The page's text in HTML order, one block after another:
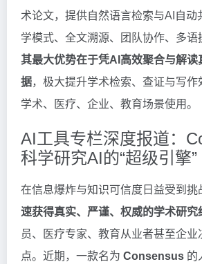
术论文，提供自然语言检索与AI自动
学模式、全文溯源、团队协作、多语
其最大优势在于凭AI高效聚合与解读
据，极大提升学术检索、查证与写作
学术、医疗、企业、教育场景使用。
AI工具专栏深度报道：
科学研究AI的“超级引擎”
在信息爆炸与知识可信度日益受到挑
速获得真实、严谨、权威的学术研究
员、医疗专家、教育从业者甚至企业
点。近期，一款名为 Consensus 的